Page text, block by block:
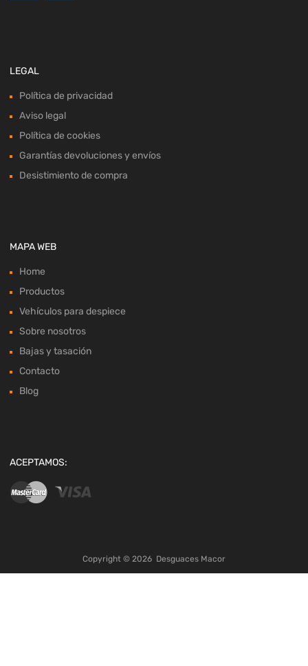
LEGAL
Política de privacidad
Aviso legal
Política de cookies
Garantías devoluciones y envíos
Desistimiento de compra
MAPA WEB
Home
Productos
Vehículos para despiece
Sobre nosotros
Bajas y tasación
Contacto
Blog
ACEPTAMOS:
Copyright © 2026 Desguaces Macor